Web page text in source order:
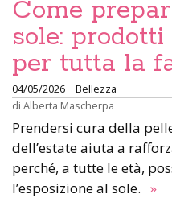
Come
sole:
per tutta la
04/05/2026
Bellezza
di Alberta Mascherpa
Prendersi cura della
dell’estate aiuta a
perché, a tutte le età,
l’esposizione al sole. »